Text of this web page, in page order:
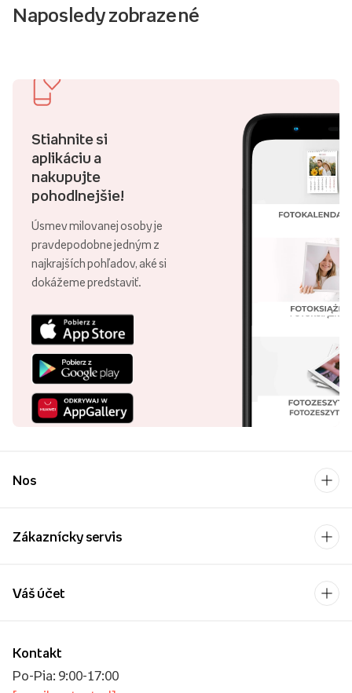
Naposledy zobrazené
Stiahnite si
aplikáciu a
nakupujte
pohodlnejšie!
Úsmev milovanej osoby je
pravdepodobne jedným z
najkrajších pohľadov, aké si
dokážeme predstaviť.
Nos
Zákaznícky servis
Kontakt
Po-Pia: 9:00-17:00
Váš účet